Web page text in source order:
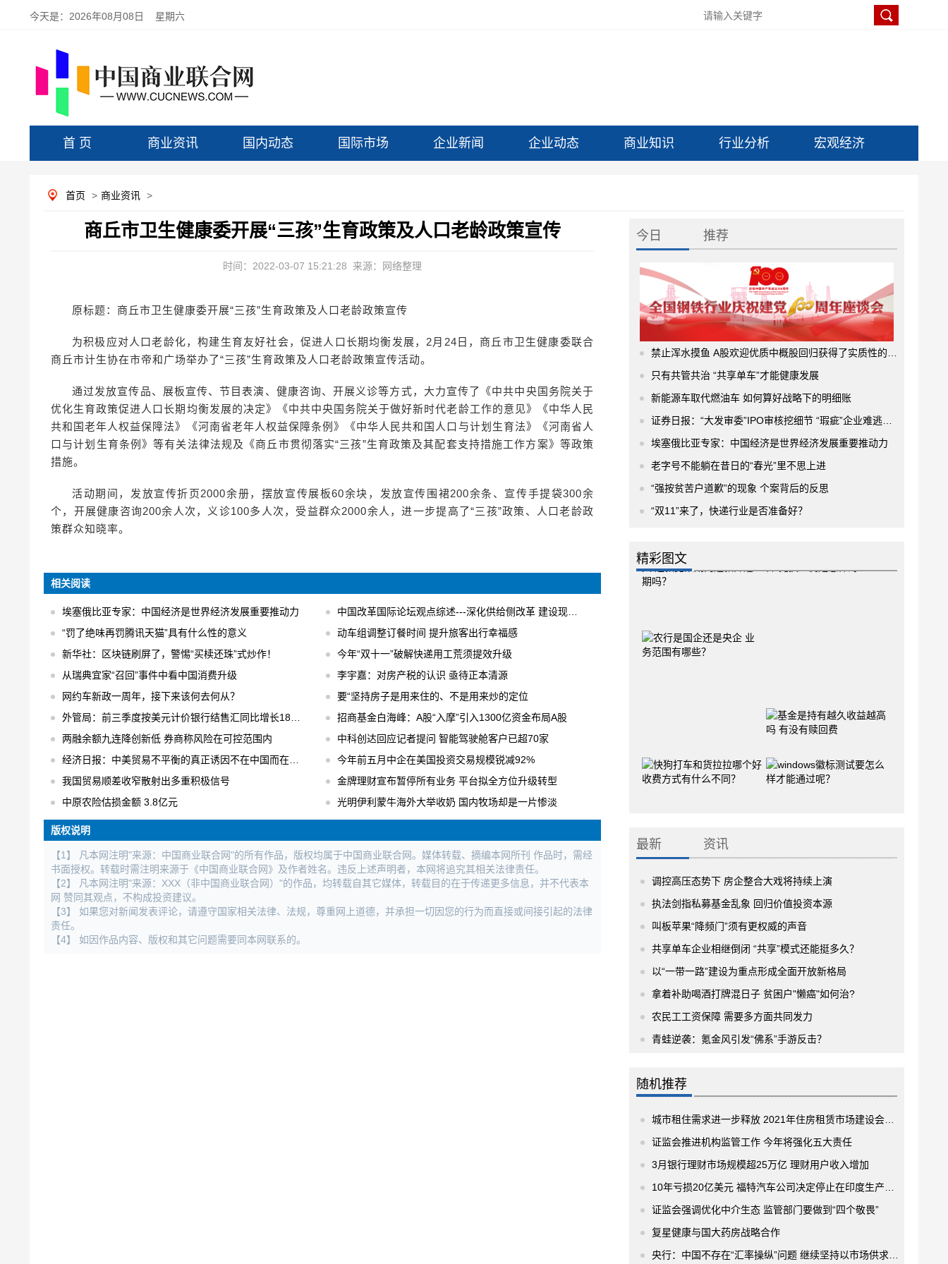
今天是： 2026年08月08日 星期六
首 页 商业资讯 国内动态 国际市场 企业新闻 企业动态 商业知识 行业分析 宏观经济
首页 > 商业资讯 >
商丘市卫生健康委开展“三孩”生育政策及人口老龄政策宣传
时间：2022-03-07 15:21:28 来源：网络整理
原标题：商丘市卫生健康委开展“三孩”生育政策及人口老龄政策宣传
为积极应对人口老龄化，构建生育友好社会，促进人口长期均衡发展，2月24日，商丘市卫生健康委联合
商丘市计生协在市帝和广场举办了“三孩”生育政策及人口老龄政策宣传活动。
通过发放宣传品、展板宣传、节目表演、健康咨询、开展义诊等方式，大力宣传了《中共中央国务院关于
优化生育政策促进人口长期均衡发展的决定》《中共中央国务院关于做好新时代老龄工作的意见》《中华人民
共和国老年人权益保障法》《河南省老年人权益保障条例》《中华人民共和国人口与计划生育法》《河南省人
口与计划生育条例》等有关法律法规及《商丘市贯彻落实“三孩”生育政策及其配套支持措施工作方案》等政策
措施。
活动期间，发放宣传折页2000余册，摆放宣传展板60余块，发放宣传围裙200余条、宣传手提袋300余
个，开展健康咨询200余人次，义诊100多人次，受益群众2000余人，进一步提高了“三孩”政策、人口老龄政
策群众知晓率。
相关阅读
埃塞俄比亚专家：中国经济是世界经济发展重要推动力
中国改革国际论坛观点综述---深化供给侧改革 建设现代化经济体系
“罚了绝味再罚腾讯天猫”具有什么性的意义
动车组调整订餐时间 提升旅客出行幸福感
新华社：区块链刷屏了，警惕“买椟还珠”式炒作！
今年“双十一”破解快递用工荒须提效升级
从瑞典宜家“召回”事件中看中国消费升级
李宇嘉：对房产税的认识 亟待正本清源
网约车新政一周年，接下来该何去何从？
要“坚持房子是用来住的、不是用来炒的定位
外管局：前三季度按美元计价银行结售汇同比增长18% 结售汇逆差下降75%
招商基金白海峰：A股“入摩”引入1300亿资金布局A股
两融余额九连降创新低 券商称风险在可控范围内
中科创达回应记者提问 智能驾驶舱客户已超70家
经济日报：中美贸易不平衡的真正诱因不在中国而在美国
今年前五月中企在美国投资交易规模锐减92%
我国贸易顺差收窄散射出多重积极信号
金牌理财宣布暂停所有业务 平台拟全方位升级转型
中原农险估损金额 3.8亿元
光明伊利蒙牛海外大举收奶 国内牧场却是一片惨淡
版权说明
【1】 凡本网注明"来源：中国商业联合网"的所有作品，版权均属于中国商业联合网。媒体转载、摘编本网所刊 作品时，需经
书面授权。转载时需注明来源于《中国商业联合网》及作者姓名。违反上述声明者，本网将追究其相关法律责任。
【2】 凡本网注明"来源：XXX（非中国商业联合网）"的作品，均转载自其它媒体，转载目的在于传递更多信息，并不代表本
网 赞同其观点，不构成投资建议。
【3】 如果您对新闻发表评论，请遵守国家相关法律、法规，尊重网上道德，并承担一切因您的行为而直接或间接引起的法律
责任。
【4】 如因作品内容、版权和其它问题需要同本网联系的。
今日 推荐
禁止浑水摸鱼 A股欢迎优质中概股回归获得了实质性的进展
只有共管共治 “共享单车”才能健康发展
新能源车取代燃油车 如何算好战略下的明细账
证券日报：“大发审委”IPO审核挖细节 “瑕疵”企业难逃法眼
埃塞俄比亚专家：中国经济是世界经济发展重要推动力
老字号不能躺在昔日的“春光”里不思上进
“强按贫苦户道歉”的现象 个案背后的反思
“双11”来了，快递行业是否准备好？
精彩图文
最新 资讯
调控高压态势下 房企整合大戏将持续上演
执法剑指私募基金乱象 回归价值投资本源
叫板苹果“降频门”须有更权威的声音
共享单车企业相继倒闭 “共享”模式还能挺多久？
以“一带一路”建设为重点形成全面开放新格局
拿着补助喝酒打牌混日子 贫困户"懒癌"如何治?
农民工工资保障 需要多方面共同发力
青蛙逆袭：氪金风引发“佛系”手游反击？
随机推荐
城市租住需求进一步释放 2021年住房租赁市场建设会有大手笔
证监会推进机构监管工作 今年将强化五大责任
3月银行理财市场规模超25万亿 理财用户收入增加
10年亏损20亿美元 福特汽车公司决定停止在印度生产汽车
证监会强调优化中介生态 监管部门要做到“四个敬畏”
复星健康与国大药房战略合作
央行：中国不存在“汇率操纵”问题 继续坚持以市场供求为基础